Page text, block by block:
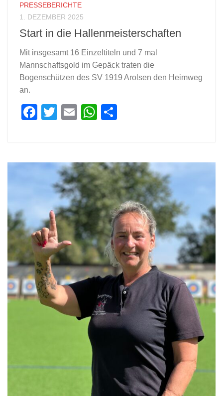
PRESSEBERICHTE
1. DEZEMBER 2025
Start in die Hallenmeisterschaften
Mit insgesamt 16 Einzeltiteln und 7 mal
Mannschaftsgold im Gepäck traten die
Bogenschützen des SV 1919 Arolsen den Heimweg
an.
Facebook
Twitter
EmailWhatsApp